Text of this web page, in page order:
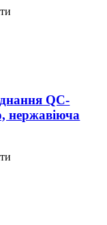
QC-
нержавіюча